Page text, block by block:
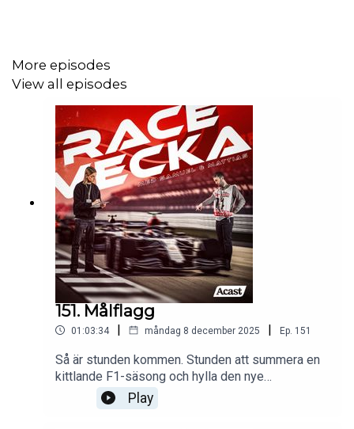
*En sen bestraffning för Joel Eriksson innebar att han till
slut klassificerades som femma, inte fyra som vi initialt
refererar till i avsnittet.
More episodes
View all episodes
151. Målflagg
01:03:34 | måndag 8 december 2025 | Ep. 151
Så är stunden kommen. Stunden att summera en
kittlande F1-säsong och hylla den nye
världsmästaren: Lando Norris. Stunden att blicka
tillbaka på finalen i Abu Dhabi och de beslut som
Play